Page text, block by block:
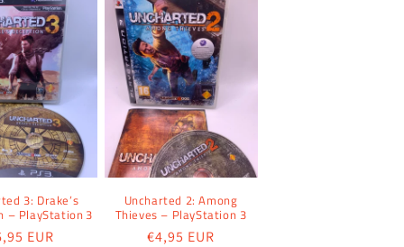
3: Drake’s
– PlayStation 3
EUR
Uncharted 2: Among
Thieves – PlayStation 3
Normaler
€4,95 EUR